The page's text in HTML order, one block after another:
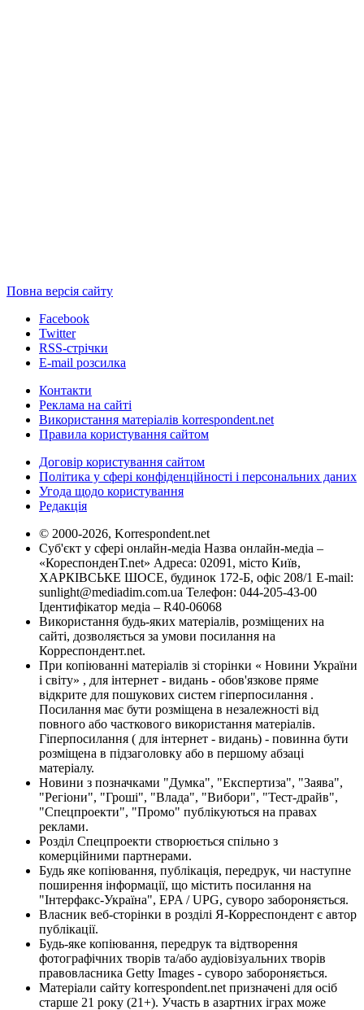
Повна версія сайту
Facebook
Twitter
RSS-стрічки
E-mail розсилка
Контакти
Реклама на сайті
Використання матеріалів korrespondent.net
Правила користування сайтом
Договір користування сайтом
Політика у сфері конфіденційності і персональних даних
Угода щодо користування
Редакція
© 2000-2026, Korrespondent.net
Суб'єкт у сфері онлайн-медіа Назва онлайн-медіа –
«КореспонденТ.net» Адреса: 02091, місто Київ,
ХАРКІВСЬКЕ ШОСЕ, будинок 172-Б, офіс 208/1 E-mail:
sunlight@mediadim.com.ua Телефон: 044-205-43-00
Ідентифікатор медіа – R40-06068
Використання будь-яких матеріалів, розміщених на
сайті, дозволяється за умови посилання на
Корреспондент.net.
При копіюванні матеріалів зі сторінки « Новини України
і світу» , для інтернет - видань - обов'язкове пряме
відкрите для пошукових систем гіперпосилання .
Посилання має бути розміщена в незалежності від
повного або часткового використання матеріалів.
Гіперпосилання ( для інтернет - видань) - повинна бути
розміщена в підзаголовку або в першому абзаці
матеріалу.
Новини з позначками "Думка", "Експертиза", "Заява",
"Регіони", "Гроші", "Влада", "Вибори", "Тест-драйв",
"Спецпроекти", "Промо" публікуються на правах
реклами.
Розділ Спецпроекти створюється спільно з
комерційними партнерами.
Будь яке копіювання, публікація, передрук, чи наступне
поширення інформації, що містить посилання на
"Інтерфакс-Україна", EPA / UPG, суворо забороняється.
Власник веб-сторінки в розділі Я-Корреспондент є автор
публікації.
Будь-яке копіювання, передрук та відтворення
фотографічних творів та/або аудіовізуальних творів
правовласника Getty Images - суворо забороняється.
Матеріали сайту korrespondent.net призначені для осіб
старше 21 року (21+). Участь в азартних іграх може